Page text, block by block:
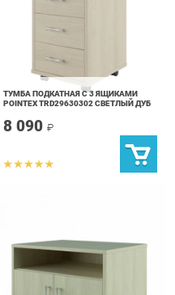
POINTEX TRD29630302 СВЕТЛЫЙ ДУБ
8 090₽
ТУМБА ДЛЯ ОРГТЕХНИКИ POINTEX
TRD29648002 СВЕТЛЫЙ ДУБ